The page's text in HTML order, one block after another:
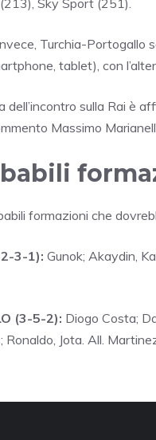
Turchia-Portogallo
tablet), con
dell’incontro sulla Rai è
Massimo
formazioni che
3-1): Gunok; Akaydin,
(3-5-2): Diogo Costa;
Ronaldo, Jota. All.